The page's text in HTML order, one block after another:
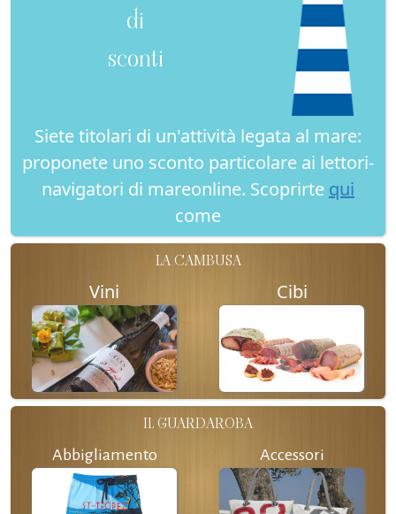
di
sconti
Siete titolari di un'attività legata al mare:
proponete uno sconto particolare ai lettori-
navigatori di mareonline. Scoprirte qui
come
LA CAMBUSA
Vini Cibi
IL GUARDAROBA
Abbigliamento Accessori